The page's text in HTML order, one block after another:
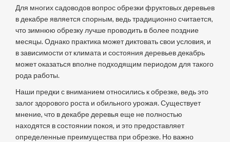
Для многих садоводов вопрос обрезки фруктовых деревьев
в декабре является спорным, ведь традиционно считается,
что зимнюю обрезку лучше проводить в более поздние
месяцы. Однако практика может диктовать свои условия, и
в зависимости от климата и состояния деревьев декабрь
может оказаться вполне подходящим периодом для такого
рода работы.
Наши предки с вниманием относились к обрезке, ведь это
залог здорового роста и обильного урожая. Существует
мнение, что в декабре деревья еще не полностью
находятся в состоянии покоя, и это предоставляет
определенные преимущества при обрезке. Но важно